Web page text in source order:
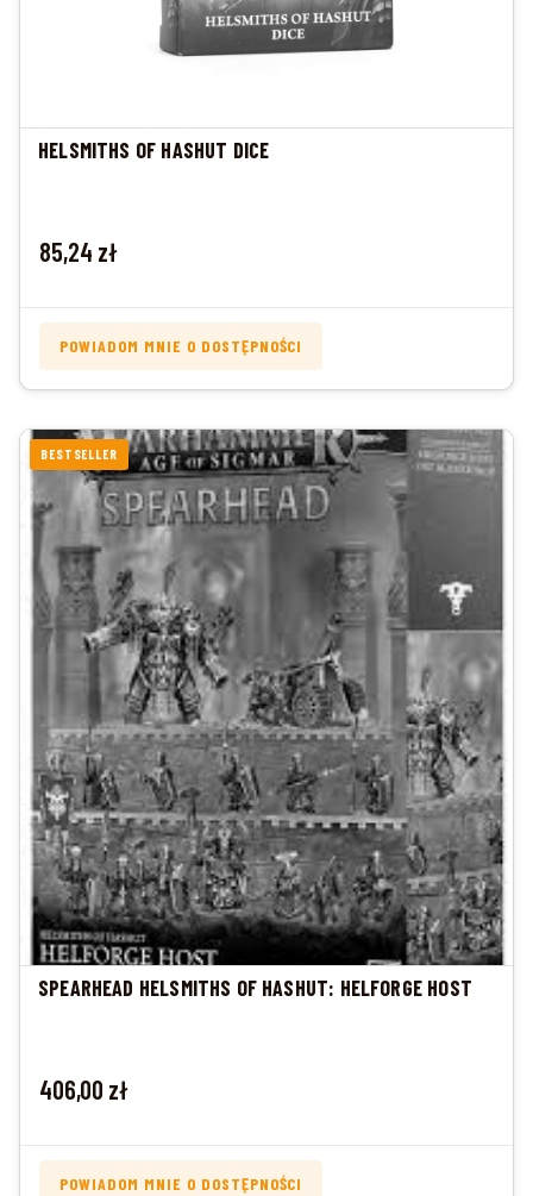
HELSMITHS OF HASHUT DICE
Cena
85,24 zł
POWIADOM MNIE O DOSTĘPNOŚCI
BESTSELLER
SPEARHEAD HELSMITHS OF HASHUT: HELFORGE HOST
Cena
406,00 zł
POWIADOM MNIE O DOSTĘPNOŚCI